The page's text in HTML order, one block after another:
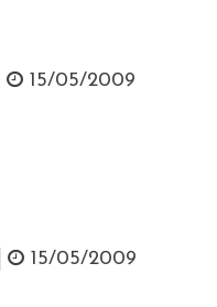
15/05/2009
15/05/2009